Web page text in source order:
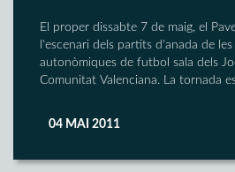
El proper dissabte 7 de maig, el
l'escenari dels partits d'anada de
autonòmiques de futbol sala dels
Comunitat Valenciana. La tornada
04 MAI 2011